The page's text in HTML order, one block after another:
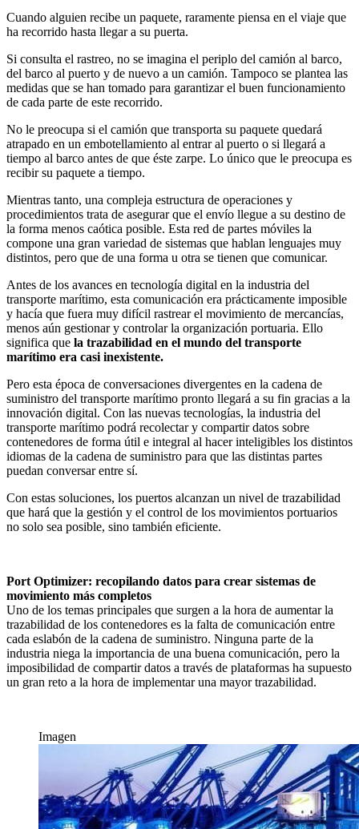
Cuando alguien recibe un paquete, raramente piensa en el viaje que
ha recorrido hasta llegar a su puerta.
Si consulta el rastreo, no se imagina el periplo del camión al barco,
del barco al puerto y de nuevo a un camión. Tampoco se plantea las
medidas que se han tomado para garantizar el buen funcionamiento
de cada parte de este recorrido.
No le preocupa si el camión que transporta su paquete quedará
atrapado en un embotellamiento al entrar al puerto o si llegará a
tiempo al barco antes de que éste zarpe. Lo único que le preocupa es
recibir su paquete a tiempo.
Mientras tanto, una compleja estructura de operaciones y
procedimientos trata de asegurar que el envío llegue a su destino de
la forma menos caótica posible. Esta red de partes móviles la
compone una gran variedad de sistemas que hablan lenguajes muy
distintos, pero que de una forma u otra se tienen que comunicar.
Antes de los avances en tecnología digital en la industria del
transporte marítimo, esta comunicación era prácticamente imposible
y hacía que fuera muy difícil rastrear el movimiento de mercancías,
menos aún gestionar y controlar la organización portuaria. Ello
significa que la trazabilidad en el mundo del transporte
marítimo era casi inexistente.
Pero esta época de conversaciones divergentes en la cadena de
suministro del transporte marítimo pronto llegará a su fin gracias a la
innovación digital. Con las nuevas tecnologías, la industria del
transporte marítimo podrá recolectar y compartir datos sobre
contenedores de forma útil e integral al hacer inteligibles los distintos
idiomas de la cadena de suministro para que las distintas partes
puedan conversar entre sí.
Con estas soluciones, los puertos alcanzan un nivel de trazabilidad
que hará que la gestión y el control de los movimientos portuarios
no solo sea posible, sino también eficiente.
Port Optimizer: recopilando datos para crear sistemas de
movimiento más completos
Uno de los temas principales que surgen a la hora de aumentar la
trazabilidad de los contenedores es la falta de comunicación entre
cada eslabón de la cadena de suministro. Ninguna parte de la
industria niega la importancia de una buena comunicación, pero la
imposibilidad de compartir datos a través de plataformas ha supuesto
un gran reto a la hora de implementar una mayor trazabilidad.
Imagen